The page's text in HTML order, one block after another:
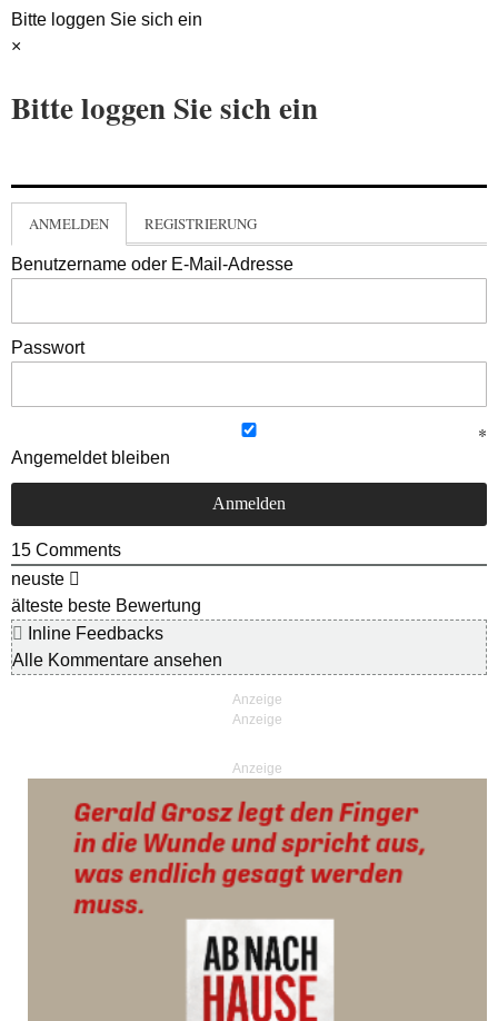
Bitte loggen Sie sich ein
×
Bitte loggen Sie sich ein
ANMELDEN REGISTRIERUNG
Benutzername oder E-Mail-Adresse
Passwort
Angemeldet bleiben
15 Comments
neuste
älteste beste Bewertung
Inline Feedbacks
Alle Kommentare ansehen
Anzeige